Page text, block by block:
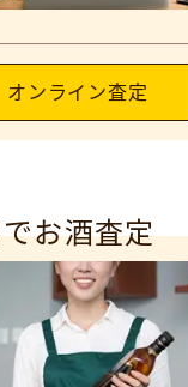
オンライン査定
お酒査定